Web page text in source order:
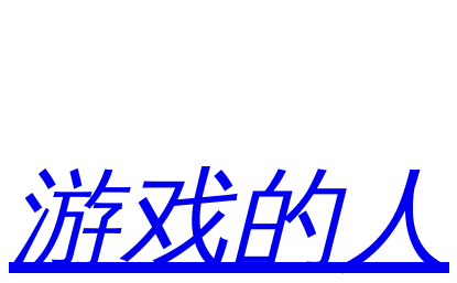
游戏的人